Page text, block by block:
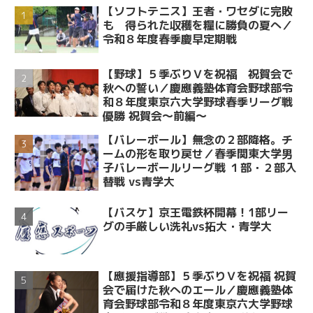
【ソフトテニス】王者・ワセダに完敗
も 得られた収穫を糧に勝負の夏へ／
令和８年度春季慶早定期戦
【野球】５季ぶりＶを祝福 祝賀会で
秋への誓い／慶應義塾体育会野球部令
和８年度東京六大学野球春季リーグ戦
優勝 祝賀会～前編～
【バレーボール】無念の２部降格。チ
ームの形を取り戻せ／春季関東大学男
子バレーボールリーグ戦 １部・２部入
替戦 vs青学大
【バスケ】京王電鉄杯開幕！1部リー
グの手厳しい洗礼vs拓大・青学大
【應援指導部】５季ぶりＶを祝福 祝賀
会で届けた秋へのエール／慶應義塾体
育会野球部令和８年度東京六大学野球